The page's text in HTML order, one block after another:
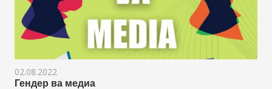
02.08.2022
Гендер ва медиа